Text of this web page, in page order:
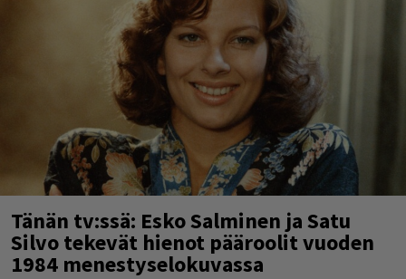
Tänän tv:ssä: Esko Salminen ja Satu
Silvo tekevät hienot pääroolit vuoden
1984 menestyselokuvassa